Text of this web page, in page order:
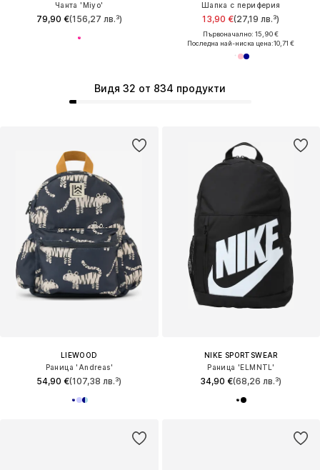
Чанта 'Miyo'
79,90 €(156,27 лв.³)
Шапка с периферия
13,90 €(27,19 лв.³)
Първоначално: 15,90 €
Последна най-ниска цена:10,71 €
Видя 32 от 834 продукти
LIEWOOD
Раница 'Andreas'
54,90 €(107,38 лв.³)
NIKE SPORTSWEAR
Раница 'ELMNTL'
34,90 €(68,26 лв.³)